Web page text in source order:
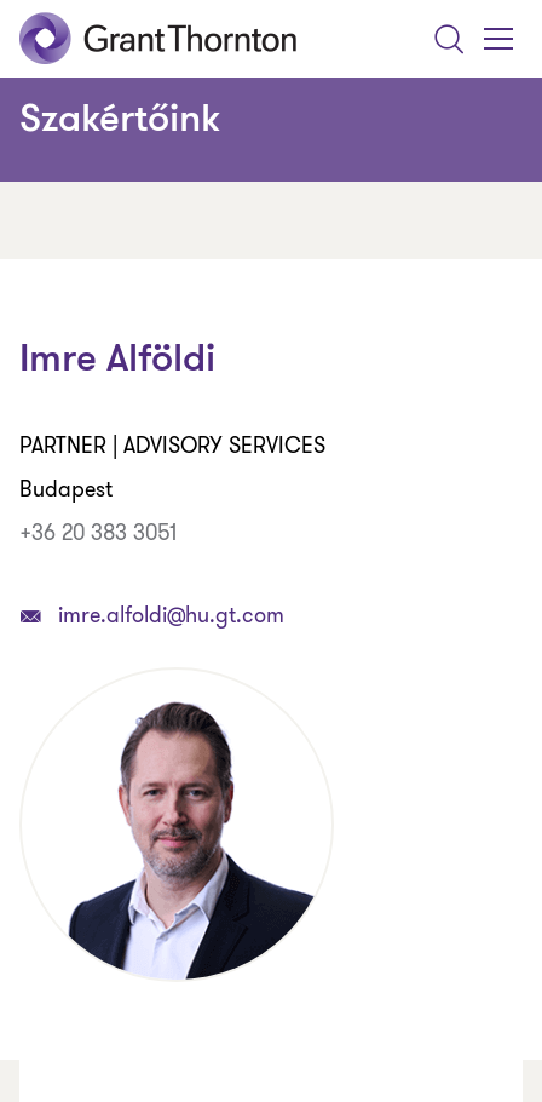
Search
Menu
Szakértőink
Imre Alföldi
PARTNER | ADVISORY SERVICES
Budapest
+36 20 383 3051
imre.alfoldi@hu.gt.com